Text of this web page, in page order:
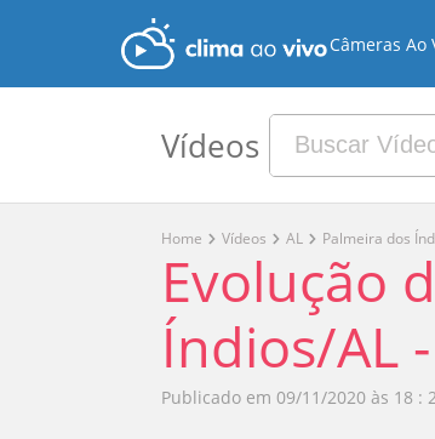
Câmeras Ao
Vídeos
Home Vídeos AL Palmeira dos
Evolução
Índios/AL
Publicado em 09/11/2020 às 18 :